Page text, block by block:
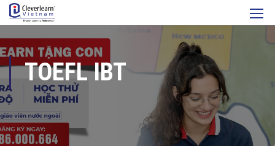
TOEFL IBT